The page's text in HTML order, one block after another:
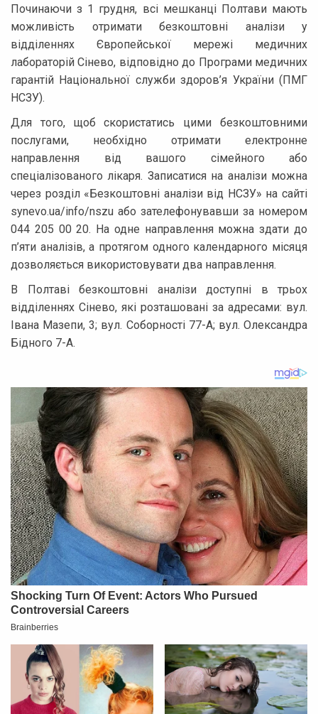
Починаючи з 1 грудня, всі мешканці Полтави мають
можливість отримати безкоштовні аналізи у
відділеннях Європейської мережі медичних
лабораторій Сінево, відповідно до Програми медичних
гарантій Національної служби здоров’я України (ПМГ
НСЗУ).
Для того, щоб скористатись цими безкоштовними
послугами, необхідно отримати електронне
направлення від вашого сімейного або
спеціалізованого лікаря. Записатися на аналізи можна
через розділ «Безкоштовні аналізи від НСЗУ» на сайті
synevo.ua/info/nszu або зателефонувавши за номером
044 205 00 20. На одне направлення можна здати до
п’яти аналізів, а протягом одного календарного місяця
дозволяється використовувати два направлення.
В Полтаві безкоштовні аналізи доступні в трьох
відділеннях Сінево, які розташовані за адресами: вул.
Івана Мазепи, 3; вул. Соборності 77-А; вул. Олександра
Бідного 7-A.